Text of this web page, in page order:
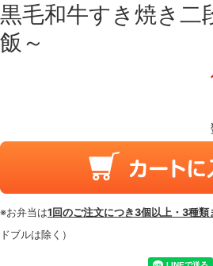
黒毛和牛すき焼き二
飯～
※お弁当は1回のご注文につき3個以上・3種類
ドブルは除く）